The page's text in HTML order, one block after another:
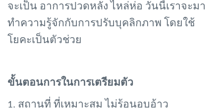
จะเป็น อาการปวดหลัง ไหล่ห่อ วันนี้เราจะมา
ทำความรู้จักกับการปรับบุคลิกภาพ โดยใช้
โยคะเป็นตัวช่วย
ขั้นตอนการในการเตรียมตัว
1. สถานที่ ที่เหมาะสม ไม่ร้อนอบอ้าว